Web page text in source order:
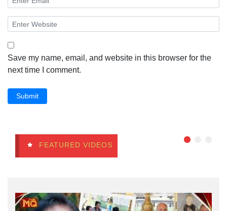
Save my name, email, and website in this browser for the
next time I comment.
Submit
FEATURED VIDEOS